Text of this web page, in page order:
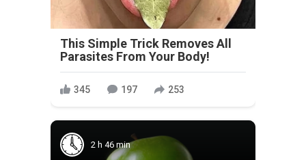
This Simple Trick Removes All
Parasites From Your Body!
345 197 253
2 h 46 min